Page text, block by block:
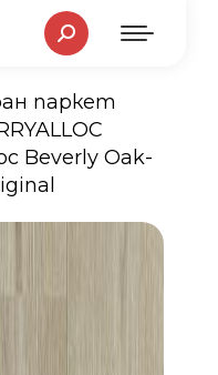
Search:
паркет
Beverly Oak-